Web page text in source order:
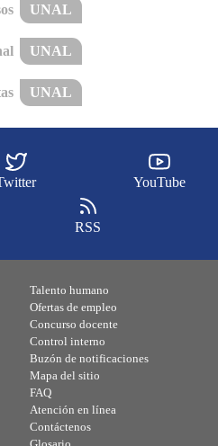
UNAL
UNAL
UNAL
YouTube
RSS
Talento humano
Ofertas de empleo
Concurso docente
Control interno
Buzón de notificaciones
Mapa del sitio
FAQ
Atención en línea
Contáctenos